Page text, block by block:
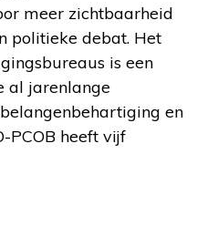
meer zichtbaarheid
politieke debat. Het
is een
al jarenlange
en
PCOB heeft vijf